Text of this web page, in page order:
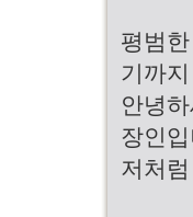
평범
기까지
안녕
장인
저처